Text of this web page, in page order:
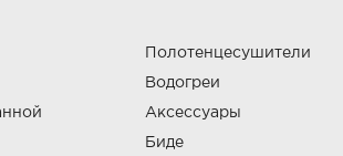
Полотенцесушители
Водогреи
Аксессуары
Биде